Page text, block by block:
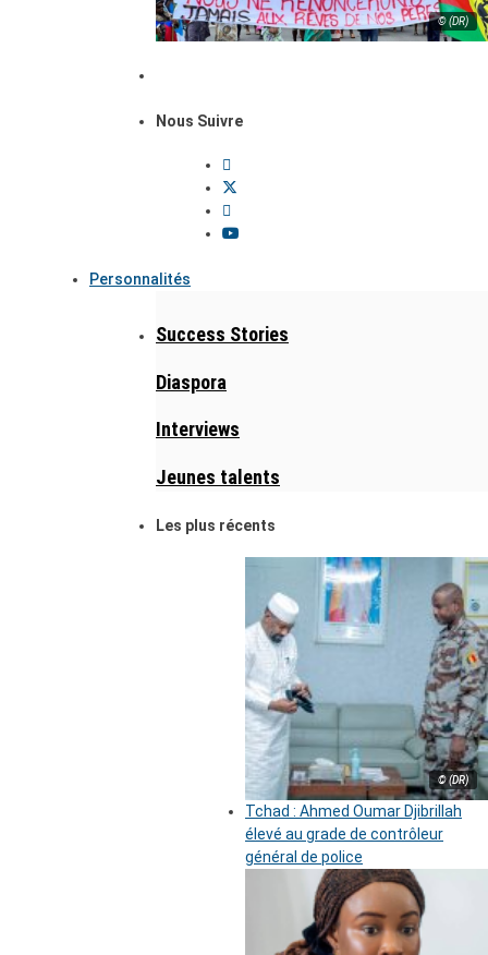
© (DR)
Nous Suivre
Personnalités
Success Stories
Diaspora
Interviews
Jeunes talents
Les plus récents
© (DR)
Tchad : Ahmed Oumar Djibrillah
élevé au grade de contrôleur
général de police